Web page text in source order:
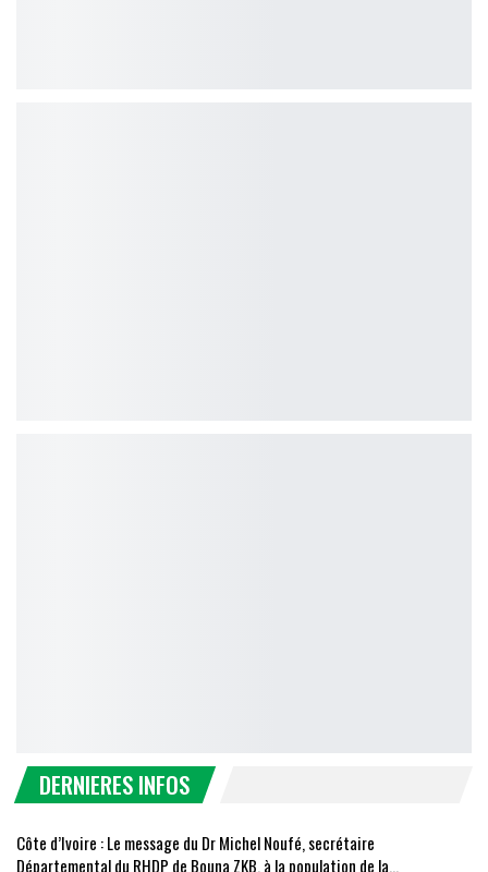
DERNIERES INFOS
Côte d’Ivoire : Le message du Dr Michel Noufé, secrétaire
Départemental du RHDP de Bouna ZKB, à la population de la…